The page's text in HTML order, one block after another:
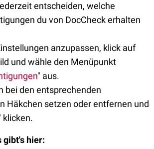
entscheiden, welche
du von DocCheck erhalten
anzupassen, klick auf
und wähle den Menüpunkt
" aus.
bei den entsprechenden
Häkchen setzen oder entfernen und
klicken.
gibt's hier: